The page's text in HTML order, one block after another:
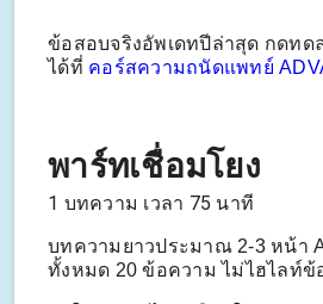
ข้อสอบจริงอัพเดทปีล่าสุด กดทด
ได้ที่ คอร์สความถนัดแพทย์
พาร์ทเชื่อมโยง
1 บทความ เวลา 75 นาที
บทความยาวประมาณ 2-3 หน้า
ทั้งหมด 20 ข้อความ ไม่ไฮไลท์ข้